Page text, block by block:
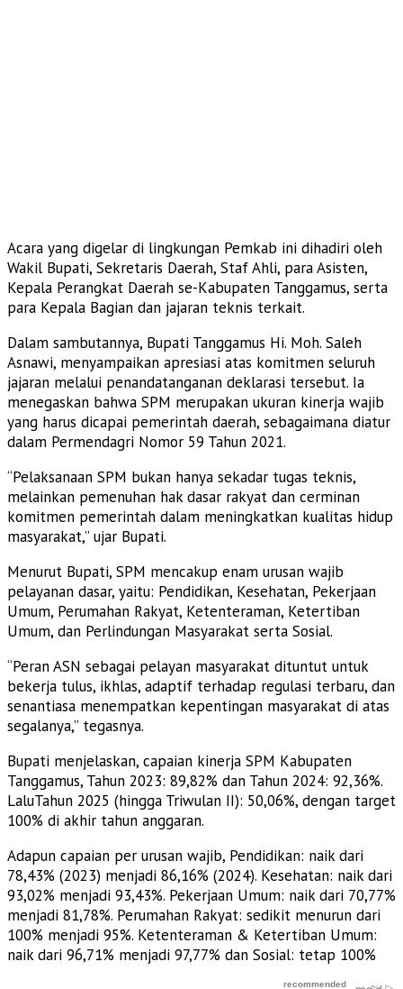
Acara yang digelar di lingkungan Pemkab ini dihadiri oleh
Wakil Bupati, Sekretaris Daerah, Staf Ahli, para Asisten,
Kepala Perangkat Daerah se-Kabupaten Tanggamus, serta
para Kepala Bagian dan jajaran teknis terkait.
Dalam sambutannya, Bupati Tanggamus Hi. Moh. Saleh
Asnawi, menyampaikan apresiasi atas komitmen seluruh
jajaran melalui penandatanganan deklarasi tersebut. Ia
menegaskan bahwa SPM merupakan ukuran kinerja wajib
yang harus dicapai pemerintah daerah, sebagaimana diatur
dalam Permendagri Nomor 59 Tahun 2021.
“Pelaksanaan SPM bukan hanya sekadar tugas teknis,
melainkan pemenuhan hak dasar rakyat dan cerminan
komitmen pemerintah dalam meningkatkan kualitas hidup
masyarakat,” ujar Bupati.
Menurut Bupati, SPM mencakup enam urusan wajib
pelayanan dasar, yaitu: Pendidikan, Kesehatan, Pekerjaan
Umum, Perumahan Rakyat, Ketenteraman, Ketertiban
Umum, dan Perlindungan Masyarakat serta Sosial.
“Peran ASN sebagai pelayan masyarakat dituntut untuk
bekerja tulus, ikhlas, adaptif terhadap regulasi terbaru, dan
senantiasa menempatkan kepentingan masyarakat di atas
segalanya,” tegasnya.
Bupati menjelaskan, capaian kinerja SPM Kabupaten
Tanggamus, Tahun 2023: 89,82% dan Tahun 2024: 92,36%.
LaluTahun 2025 (hingga Triwulan II): 50,06%, dengan target
100% di akhir tahun anggaran.
Adapun capaian per urusan wajib, Pendidikan: naik dari
78,43% (2023) menjadi 86,16% (2024). Kesehatan: naik dari
93,02% menjadi 93,43%. Pekerjaan Umum: naik dari 70,77%
menjadi 81,78%. Perumahan Rakyat: sedikit menurun dari
100% menjadi 95%. Ketenteraman & Ketertiban Umum:
naik dari 96,71% menjadi 97,77% dan Sosial: tetap 100%